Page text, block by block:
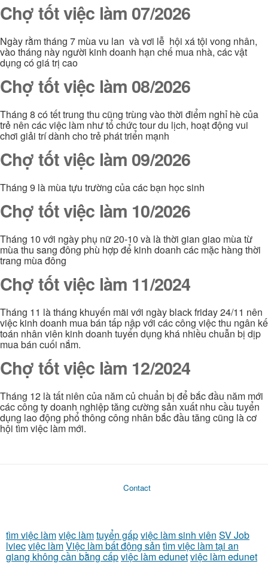
Chợ tốt việc làm 07/2026
Ngày rằm tháng 7 mùa vu lan và vơi lễ hội xá tội vong nhân,
vào tháng này người kinh doanh hạn chế mua nhà, các vật
dụng có giá trị cao
Chợ tốt việc làm 08/2026
Tháng 8 có tết trung thu cũng trùng vào thời điểm nghỉ hè của
trẻ nên các việc làm như tổ chức tour du lịch, hoạt động vui
chơi giải trí dành cho trẻ phát triển mạnh
Chợ tốt việc làm 09/2026
Tháng 9 là mùa tựu trường của các bạn học sinh
Chợ tốt việc làm 10/2026
Tháng 10 với ngày phụ nữ 20-10 và là thời gian giao mùa từ
mùa thu sang đông phù hợp để kinh doanh các mặc hàng thời
trang mùa đông
Chợ tốt việc làm 11/2024
Tháng 11 là tháng khuyến mãi với ngày black friday 24/11 nên
việc kinh doanh mua bán tấp nập với các công việc thu ngân kế
toán nhân viên kinh doanh tuyển dụng khá nhiều chuẫn bị dịp
mua bán cuối nắm.
Chợ tốt việc làm 12/2024
Tháng 12 là tất niên của năm củ chuẩn bị để bắc đầu năm mới
các công ty doanh nghiệp tăng cường sản xuất nhu cầu tuyển
dụng lao động phổ thông công nhân bắc đầu tăng cũng là cơ
hội tìm việc làm mới.
Contact
tìm việc làmviệc làmtuyển gấpviệc làm sinh viên SV Job
lviecviệc làmViệc làm bất động sản tìm việc làm tại an
giang không cần bằng cấpviệc làm edunetviệc làm edunet